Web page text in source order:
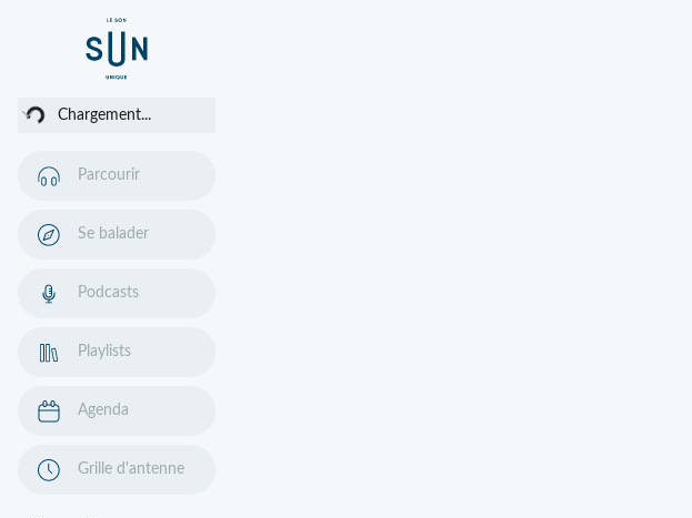
Chargement...
Parcourir
Se balader
Podcasts
Playlists
Agenda
Grille d'antenne